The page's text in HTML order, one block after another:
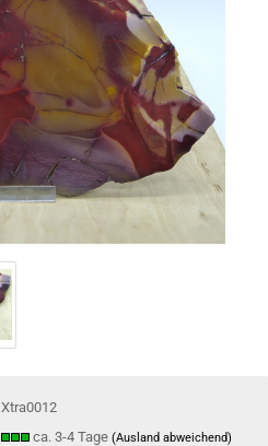
Xtra0012
ca. 3-4 Tage(Ausland abweichend)